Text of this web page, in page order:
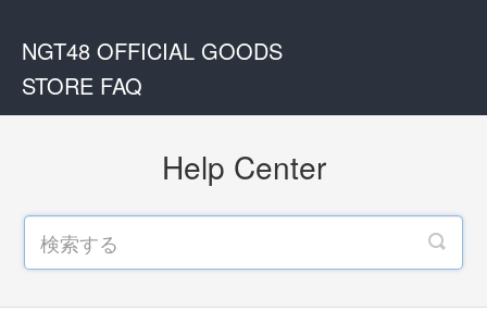
NGT48 OFFICIAL GOODS
STORE FAQ
Help Center